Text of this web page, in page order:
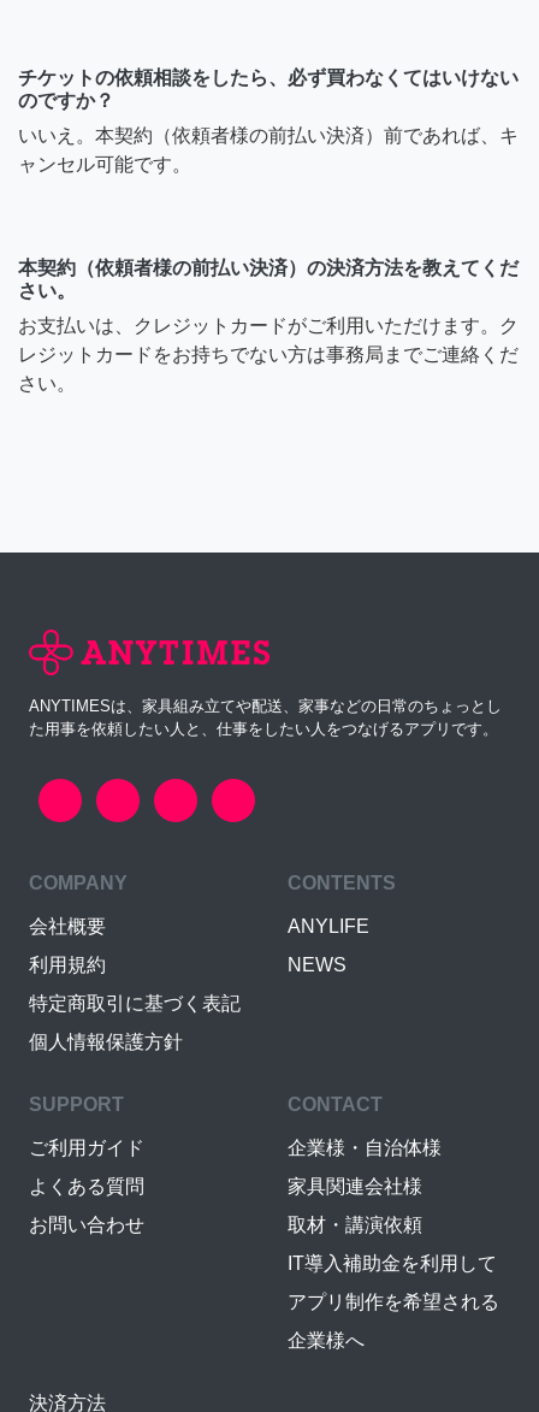
チケットの依頼相談をしたら、必ず買わなくてはいけない
のですか？
いいえ。本契約（依頼者様の前払い決済）前であれば、キ
ャンセル可能です。
本契約（依頼者様の前払い決済）の決済方法を教えてくだ
さい。
お支払いは、クレジットカードがご利用いただけます。ク
レジットカードをお持ちでない方は事務局までご連絡くだ
さい。
ANYTIMESは、家具組み立てや配送、家事などの日常のちょっとし
た用事を依頼したい人と、仕事をしたい人をつなげるアプリです。
COMPANY
会社概要
利用規約
特定商取引に基づく表記
個人情報保護方針
CONTENTS
ANYLIFE
NEWS
SUPPORT
ご利用ガイド
よくある質問
お問い合わせ
CONTACT
企業様・自治体様
家具関連会社様
取材・講演依頼
IT導入補助金を利用して
アプリ制作を希望される
企業様へ
決済方法